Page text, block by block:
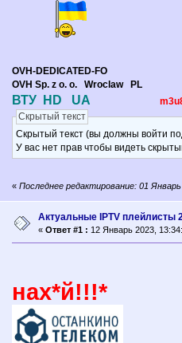
OVH-DEDICATED-FO
OVH Sp. z o. o. Wroclaw PL
ВТУ HD UA
Скрытый текст
Скрытый текст (вы должны войти
У вас нет прав чтобы видеть
«Последнее редактирование: 01
Актуальные IPTV плейлисты
« Ответ #1 : 12 Январь 2023,
нах*й!!!*